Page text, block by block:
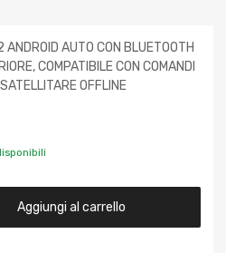
AUTO CON BLUETOOTH
COMPATIBILE CON COMANDI
OFFLINE
Aggiungi al carrello